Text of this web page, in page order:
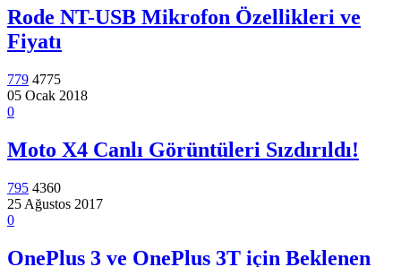
Rode NT-USB Mikrofon Özellikleri ve
Fiyatı
779 4775
05 Ocak 2018
0
Moto X4 Canlı Görüntüleri Sızdırıldı!
795 4360
25 Ağustos 2017
0
OnePlus 3 ve OnePlus 3T için Beklenen